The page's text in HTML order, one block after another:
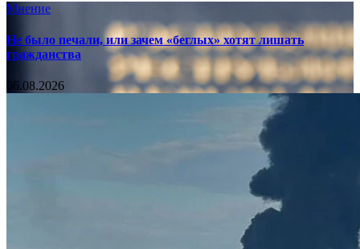
Мнение
Не было печали, или зачем «беглых» хотят лишать
гражданства
06.08.2026